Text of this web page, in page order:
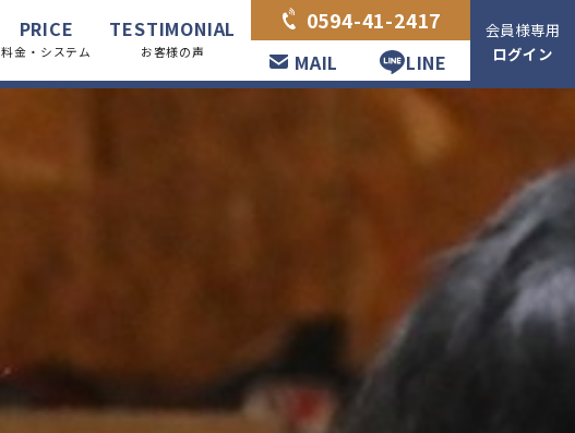
PRICE
料金・システム
TESTIMONIAL
お客様の声
0594-41-2417
MAIL LINE
会員様専用
ログイン